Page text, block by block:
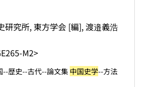
研究所, 東方学会 [編], 渡邉義浩
M2>
--歴史--古代--論文集 中国史学--方法